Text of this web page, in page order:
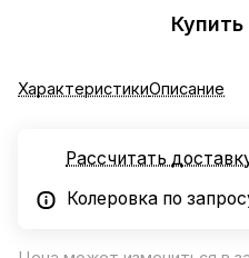
Купить
ХарактеристикиОписание
Рассчитать
Колеровка по